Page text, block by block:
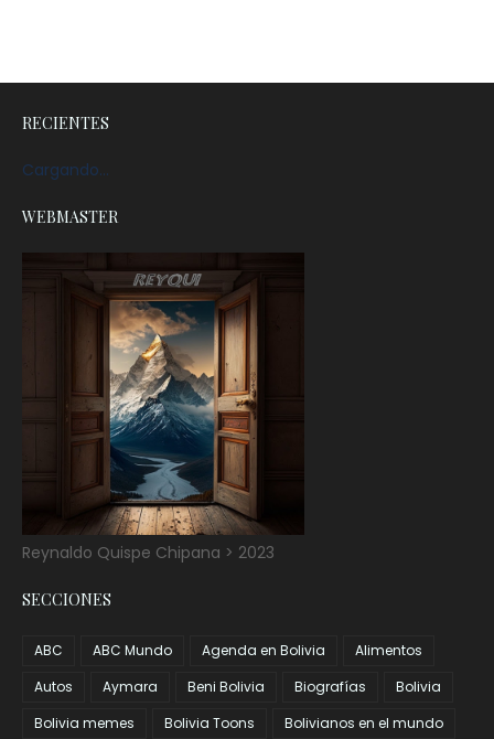
RECIENTES
Cargando...
WEBMASTER
Reynaldo Quispe Chipana > 2023
SECCIONES
ABC ABC Mundo Agenda en Bolivia
Alimentos
Autos
Aymara Beni Bolivia Biografías
Bolivia
Bolivia memes
Bolivia Toons
Bolivianos en el mundo